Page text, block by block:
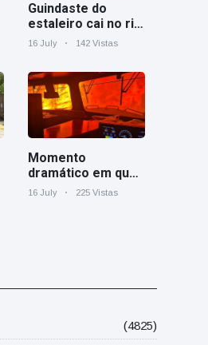
Guindaste do
estaleiro cai no rio
Cooper perto de
16 July 142 Vistas
Momento
dramático em que
um trem de carga
16 July 225 Vistas
(4825)